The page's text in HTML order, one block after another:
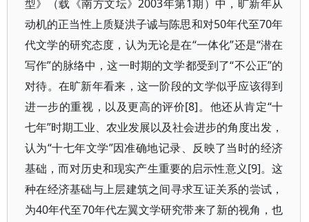
型》（载《南方文坛》2003年第1期）中，旷新年从
动机的正当性上质疑洪子诚与陈思和对50年代至70年
代文学的研究态度，认为无论是在“一体化”还是“潜在
写作”的脉络中，这一时期的文学都受到了“不公正”的
对待。在旷新年看来，这一阶段的文学似乎应该得到
进一步的重视，以及更高的评价[8]。他还从肯定“十
七年”时期工业、农业发展以及社会进步的角度出发，
认为“十七年文学”因准确地记录、反映了当时的经济
基础，而对历史和现实产生重要的启示性意义[9]。这
种在经济基础与上层建筑之间寻求互证关系的尝试，
为40年代至70年代左翼文学研究带来了新的视角，也